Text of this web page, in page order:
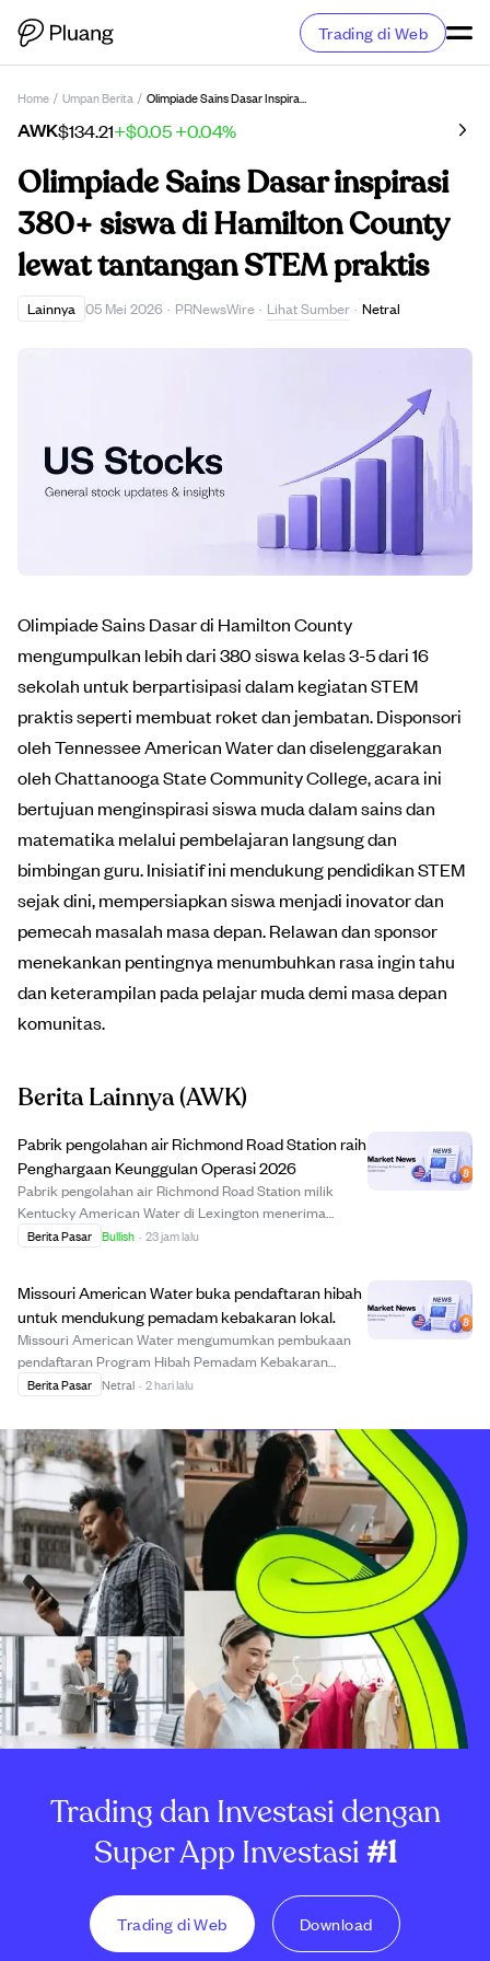
Trading di Web
Home / Umpan Berita / Olimpiade Sains Dasar Inspirasi 380+ Siswa Di Hamilton County Lewat Tantangan STEM Praktis
AWK$134.21+$0.05+0.04%
Olimpiade Sains Dasar inspirasi
380+ siswa di Hamilton County
lewat tantangan STEM praktis
Lainnya 05 Mei 2026 · PRNewsWire · Lihat Sumber · Netral
Olimpiade Sains Dasar di Hamilton County
mengumpulkan lebih dari 380 siswa kelas 3-5 dari 16
sekolah untuk berpartisipasi dalam kegiatan STEM
praktis seperti membuat roket dan jembatan. Disponsori
oleh Tennessee American Water dan diselenggarakan
oleh Chattanooga State Community College, acara ini
bertujuan menginspirasi siswa muda dalam sains dan
matematika melalui pembelajaran langsung dan
bimbingan guru. Inisiatif ini mendukung pendidikan STEM
sejak dini, mempersiapkan siswa menjadi inovator dan
pemecah masalah masa depan. Relawan dan sponsor
menekankan pentingnya menumbuhkan rasa ingin tahu
dan keterampilan pada pelajar muda demi masa depan
komunitas.
Berita Lainnya(AWK)
Pabrik pengolahan air Richmond Road Station raih
Penghargaan Keunggulan Operasi 2026
Pabrik pengolahan air Richmond Road Station milik
Kentucky American Water di Lexington menerima
Penghargaan Keunggulan Operasi 2026 dari American
Berita Pasar Bullish · 23 jam lalu
Missouri American Water buka pendaftaran hibah
untuk mendukung pemadam kebakaran lokal.
Missouri American Water mengumumkan pembukaan
pendaftaran Program Hibah Pemadam Kebakaran
Tahunan untuk mendukung departemen pemadam
biaya perlengkapan pelindung, alat komunikasi,
peralatan pemadam,...
Berita Pasar Netral · 2 hari lalu
Trading dan Investasi dengan
Super App Investasi#1
Trading di Web Download